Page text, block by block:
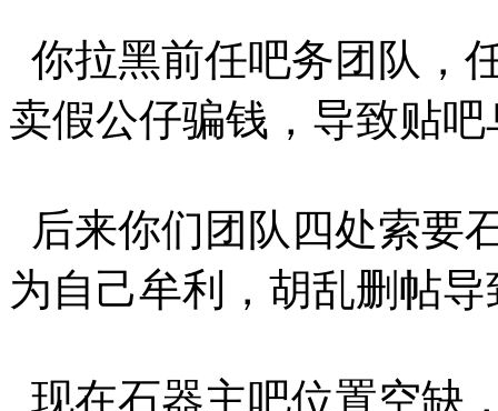
你拉黑前任吧务团队，
卖假公仔骗钱，导致贴
后来你们团队四处索要
为自己牟利，胡乱删帖
现在石器主吧位置空缺